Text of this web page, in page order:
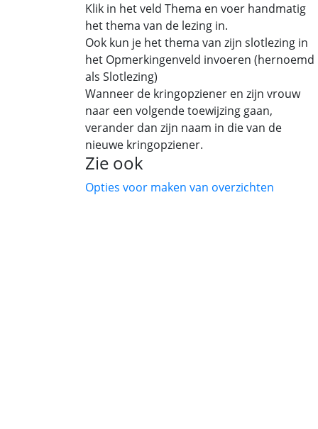
Klik in het veld Thema en voer handmatig
het thema van de lezing in.
Ook kun je het thema van zijn slotlezing in
het Opmerkingenveld invoeren (hernoemd
als Slotlezing)
Wanneer de kringopziener en zijn vrouw
naar een volgende toewijzing gaan,
verander dan zijn naam in die van de
nieuwe kringopziener.
Zie ook
Opties voor maken van overzichten